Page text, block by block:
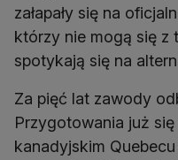
załapały się na
którzy nie mogą się z
spotykają się na
Za pięć lat zawody
Przygotowania już
kanadyjskim